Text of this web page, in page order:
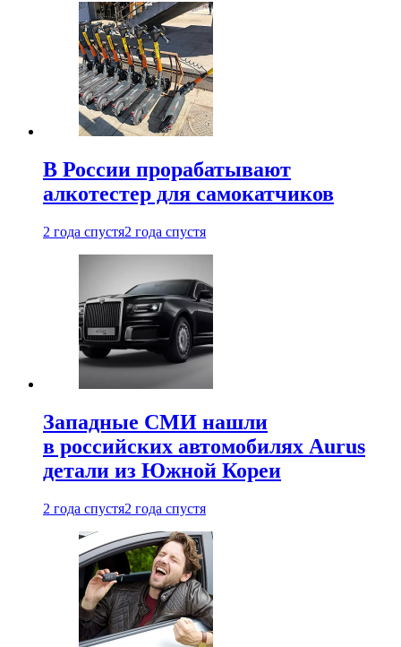
В России прорабатывают
алкотестер для самокатчиков
2 года спустя2 года спустя
Западные СМИ нашли
в российских автомобилях Aurus
детали из Южной Кореи
2 года спустя2 года спустя